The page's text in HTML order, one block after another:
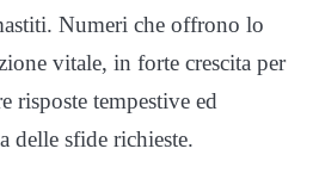
Numeri che offrono lo
vitale, in forte crescita per
risposte tempestive ed
delle sfide richieste.